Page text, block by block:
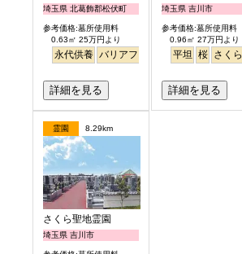
埼玉県 北葛飾郡松伏町
参考価格:墓所使用料
0.63㎡ 25万円より
永代供養 バリアフリー ペット 樹木葬
詳細を見る
埼玉県 吉川市
参考価格:墓所使用料
0.96㎡ 27万円より
平坦 桜 さくら
詳細を見る
霊園 8.29km
さくら聖地霊園
埼玉県 吉川市